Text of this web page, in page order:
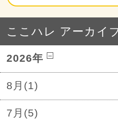
ここハレ アーカイ
2026年
8月(1)
7月(5)